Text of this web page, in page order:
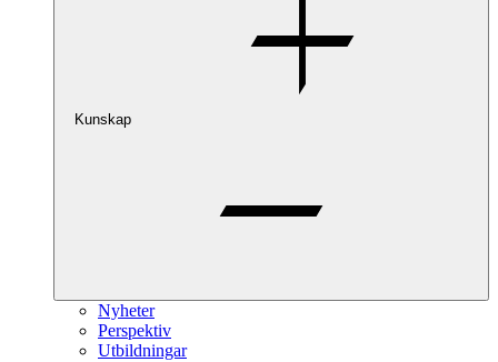
Kunskap
Nyheter
Perspektiv
Utbildningar